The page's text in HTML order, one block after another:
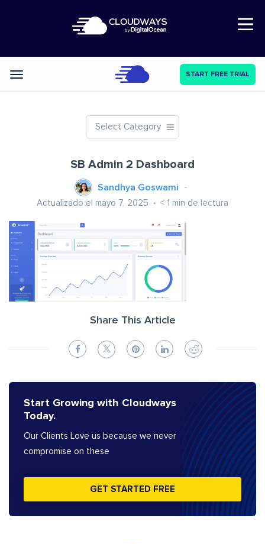
Open Nav
Categories START FREE TRIAL
Select Category
SB Admin 2 Dashboard
Sandhya Goswami
Actualizado el mayo 7, 2025 < 1 min de lectura
Share This Article
Start Growing with Cloudways
Today.
Our Clients Love us because we never
compromise on these
GET STARTED FREE